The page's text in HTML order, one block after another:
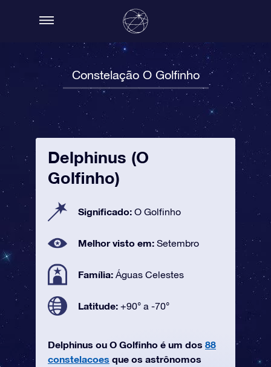
Constelação O Golfinho
Delphinus (O
Golfinho)
Significado: O Golfinho
Melhor visto em: Setembro
Família: Águas Celestes
Latitude: +90° a -70°
Delphinus ou O Golfinho é um dos 88
constelacoes que os astrônomos